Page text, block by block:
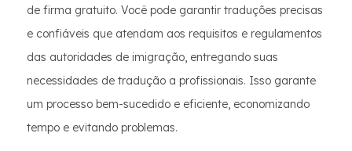
de firma gratuito. Você pode garantir traduções precisas
e confiáveis que atendam aos requisitos e regulamentos
das autoridades de imigração, entregando suas
necessidades de tradução a profissionais. Isso garante
um processo bem-sucedido e eficiente, economizando
tempo e evitando problemas.